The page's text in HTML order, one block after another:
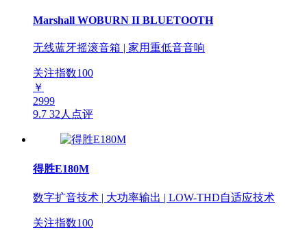
Marshall WOBURN II BLUETOOTH
无线蓝牙摇滚音箱 | 家用重低音音响
关注指数100
￥
2999
9.7 32人点评
得胜E180M
数字扩音技术 | 大功率输出 | LOW-THD自适应技术
关注指数100